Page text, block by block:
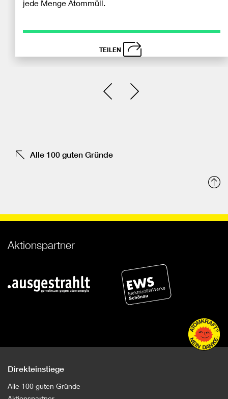
jede Menge Atommüll.
TEILEN
Einen Slide zurück
Einen Slide vor
Alle 100 guten Gründe
Aktionspartner
Direkteinstiege
Alle 100 guten Gründe